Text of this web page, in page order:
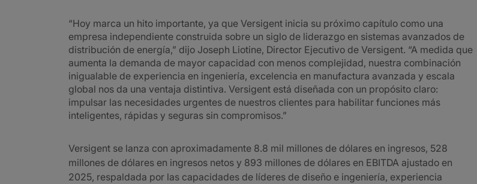
“Hoy marca un hito importante, ya que Versigent inicia su próximo capítulo como una
empresa independiente construida sobre un siglo de liderazgo en sistemas avanzados de
distribución de energía,” dijo Joseph Liotine, Director Ejecutivo de Versigent. “A medida que
aumenta la demanda de mayor capacidad con menos complejidad, nuestra combinación
inigualable de experiencia en ingeniería, excelencia en manufactura avanzada y escala
global nos da una ventaja distintiva. Versigent está diseñada con un propósito claro:
impulsar las necesidades urgentes de nuestros clientes para habilitar funciones más
inteligentes, rápidas y seguras sin compromisos.”
Versigent se lanza con aproximadamente 8.8 mil millones de dólares en ingresos, 528
millones de dólares en ingresos netos y 893 millones de dólares en EBITDA ajustado en
2025, respaldada por las capacidades de líderes de diseño e ingeniería, experiencia